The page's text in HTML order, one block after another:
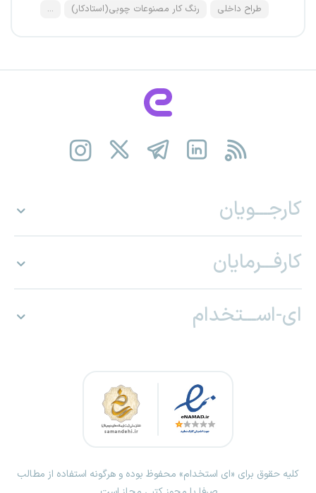
طراح داخلی رنگ کار مصنوعات چوبی(استادکار) ...
کارجـــویان
کارفـــرمایان
ای-اســـتخدام
کلیه حقوق برای «ای استخدام» محفوظ بوده و هرگونه استفاده از مطالب